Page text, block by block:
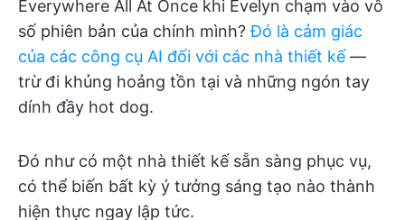
Everywhere All At Once khi Evelyn chạm vào vô
số phiên bản của chính mình?Đó là cảm giác
của các công cụ AI đối với các nhà thiết kế —
trừ đi khủng hoảng tồn tại và những ngón tay
dính đầy hot dog.
Đó như có một nhà thiết kế sẵn sàng phục vụ,
có thể biến bất kỳ ý tưởng sáng tạo nào thành
hiện thực ngay lập tức.